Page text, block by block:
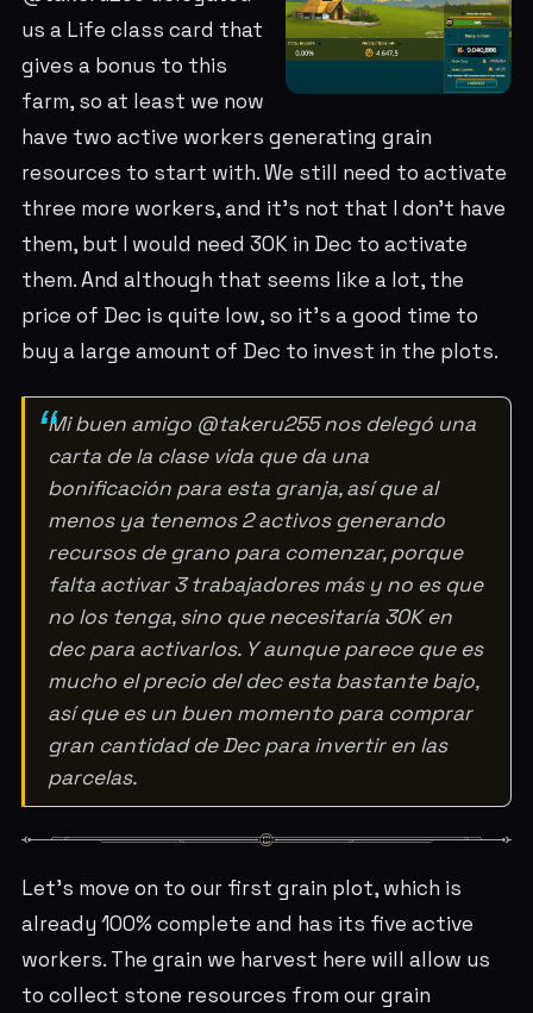
us a Life class card that
gives a bonus to this
farm, so at least we now
have two active workers generating grain
resources to start with. We still need to activate
three more workers, and it's not that I don't have
them, but I would need 30K in Dec to activate
them. And although that seems like a lot, the
price of Dec is quite low, so it's a good time to
buy a large amount of Dec to invest in the plots.
Mi buen amigo @takeru255 nos delegó una
carta de la clase vida que da una
bonificación para esta granja, así que al
menos ya tenemos 2 activos generando
recursos de grano para comenzar, porque
falta activar 3 trabajadores más y no es que
no los tenga, sino que necesitaría 30K en
dec para activarlos. Y aunque parece que es
mucho el precio del dec esta bastante bajo,
así que es un buen momento para comprar
gran cantidad de Dec para invertir en las
parcelas.
Let's move on to our first grain plot, which is
already 100% complete and has its five active
workers. The grain we harvest here will allow us
to collect stone resources from our grain